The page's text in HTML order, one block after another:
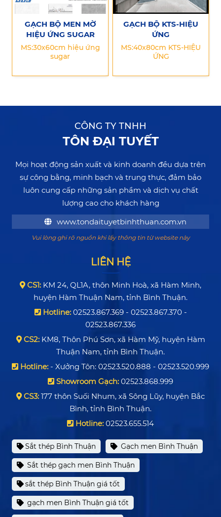
GẠCH BỘ MEN MỜ
HIỆU ỨNG SUGAR
MS:30x60cm hiệu ứng
sugar
GẠCH BỘ KTS-HIỆU
ỨNG
MS:40x80cm KTS-HIỆU
ỨNG
CÔNG TY TNHH
TÔN ĐẠI TUYẾT
Mọi hoạt động sản xuất và kinh doanh đều dựa trên
sự công bằng, minh bạch và trung thực, đảm bảo
luôn cung cấp những sản phẩm và dịch vụ chất
lượng cao cho khách hàng
www.tondaituyetbinhthuan.com.vn
Vui lòng ghi rõ nguồn khi lấy thông tin từ website này
LIÊN HỆ
CS1: KM 24, QL1A, thôn Minh Hoà, xã Hàm Minh,
huyện Hàm Thuận Nam, tỉnh Bình Thuận.
Hotline:02523.867.369 - 02523.867.370 -
02523.867.336
CS2:KM8, Thôn Phú Sơn, xã Hàm Mỹ, huyện Hàm
Thuận Nam, tỉnh Bình Thuận.
Hotline: - Xưởng Tôn: 02523.520.888 - 02523.520.999
Showroom Gạch: 02523.868.999
CS3: 177 thôn Suối Nhum, xã Sông Lũy, huyện Bắc
Bình, tỉnh Bình Thuận.
Hotline: 02523.655.514
Sắt thép Bình Thuận Gạch men Bình Thuận
Sắt thép gạch men Bình Thuận
sắt thép Bình Thuận giá tốt
gạch men Bình Thuận giá tốt